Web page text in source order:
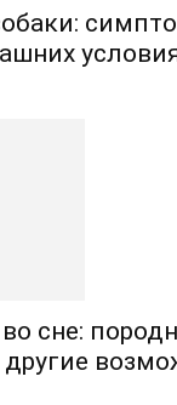
сне:
другие